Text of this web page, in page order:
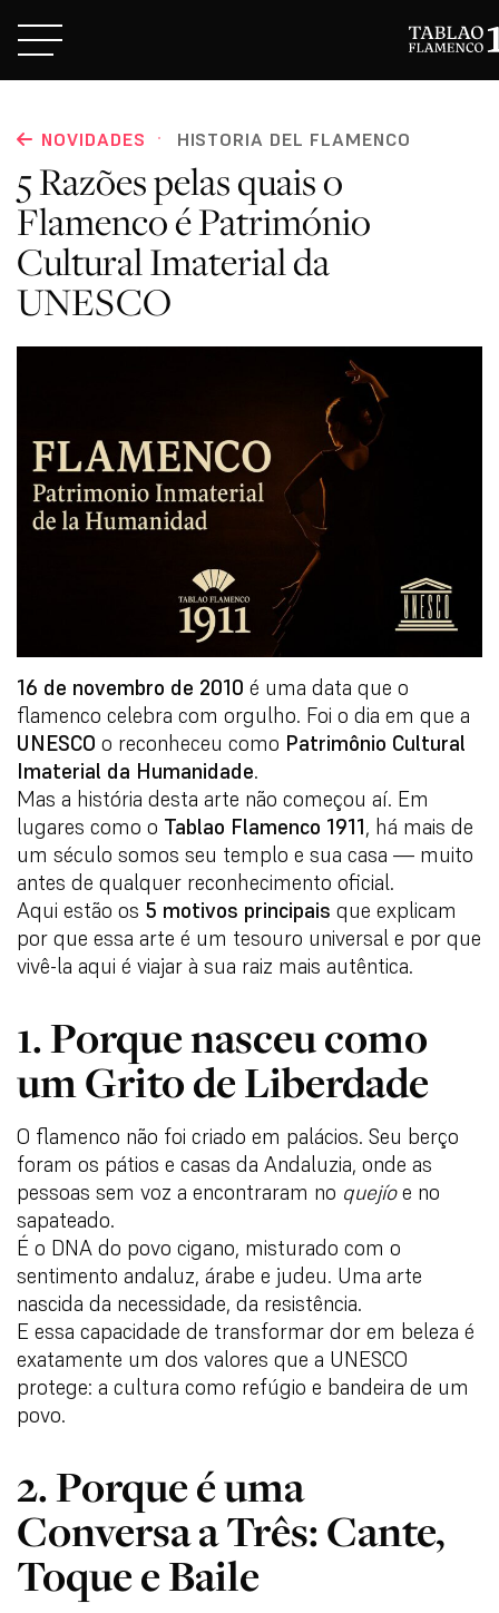
NOVIDADES · HISTORIA DEL FLAMENCO
5 Razões pelas quais o
Flamenco é Património
Cultural Imaterial da
UNESCO
16 de novembro de 2010 é uma data que o
flamenco celebra com orgulho. Foi o dia em que a
UNESCO o reconheceu como Patrimônio Cultural
Imaterial da Humanidade.
Mas a história desta arte não começou aí. Em
lugares como o Tablao Flamenco 1911, há mais de
um século somos seu templo e sua casa — muito
antes de qualquer reconhecimento oficial.
Aqui estão os 5 motivos principais que explicam
por que essa arte é um tesouro universal e por que
vivê-la aqui é viajar à sua raiz mais autêntica.
1. Porque nasceu como
um Grito de Liberdade
O flamenco não foi criado em palácios. Seu berço
foram os pátios e casas da Andaluzia, onde as
pessoas sem voz a encontraram no quejíoe no
sapateado.
É o DNA do povo cigano, misturado com o
sentimento andaluz, árabe e judeu. Uma arte
nascida da necessidade, da resistência.
E essa capacidade de transformar dor em beleza é
exatamente um dos valores que a UNESCO
protege: a cultura como refúgio e bandeira de um
povo.
2. Porque é uma
Conversa a Três: Cante,
Toque e Baile